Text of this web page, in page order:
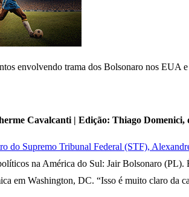
envolvendo trama dos Bolsonaro nos EUA
Cavalcanti | Edição: Thiago Domenici,
do Supremo Tribunal Federal (STF),
na América do Sul: Jair Bolsonaro
em Washington, DC. “Isso é muito claro da